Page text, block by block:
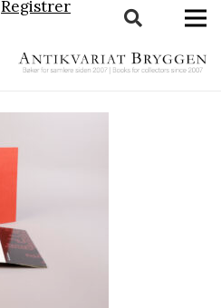
Registrer